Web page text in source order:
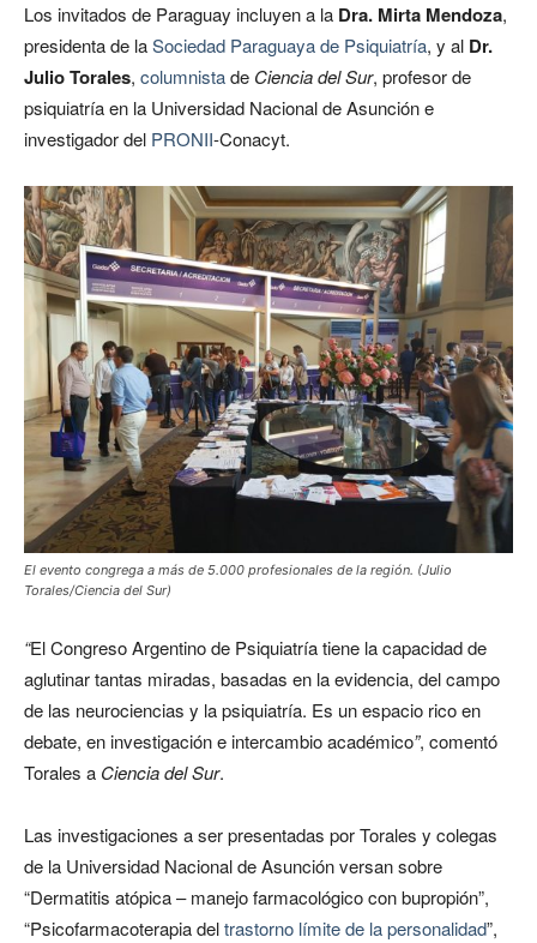
Los invitados de Paraguay incluyen a la Dra. Mirta Mendoza,
presidenta de laSociedad Paraguaya de Psiquiatría, y al Dr.
Julio Torales, columnistade Ciencia del Sur, profesor de
psiquiatría en la Universidad Nacional de Asunción e
investigador del PRONII-Conacyt.
El evento congrega a más de 5.000 profesionales de la región. (Julio
Torales/Ciencia del Sur)
“El Congreso Argentino de Psiquiatría tiene la capacidad de
aglutinar tantas miradas, basadas en la evidencia, del campo
de las neurociencias y la psiquiatría. Es un espacio rico en
debate, en investigación e intercambio académico”, comentó
Torales a Ciencia del Sur.
Las investigaciones a ser presentadas por Torales y colegas
de la Universidad Nacional de Asunción versan sobre
“Dermatitis atópica – manejo farmacológico con bupropión”,
“Psicofarmacoterapia deltrastorno límite de la personalidad”,